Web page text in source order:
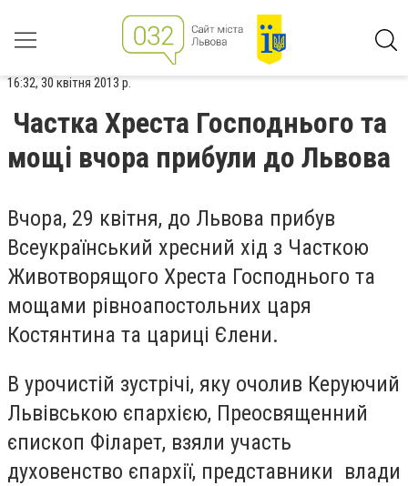
16:32, 30 квітня 2013 р.
Частка Хреста Господнього та
мощі вчора прибули до Львова
Вчора, 29 квітня, до Львова прибув
Всеукраїнський хресний хід з Часткою
Животворящого Хреста Господнього та
мощами рівноапостольних царя
Костянтина та цариці Єлени.
В урочистій зустрічі, яку очолив Керуючий
Львівською єпархією, Преосвященний
єпископ Філарет, взяли участь
духовенство єпархії, представники влади